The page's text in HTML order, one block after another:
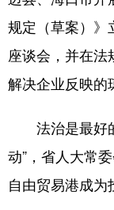
规定（草案）》
座谈会，并在法
解决企业反映
法治是最好的
动”，省人大常
自由贸易港成为